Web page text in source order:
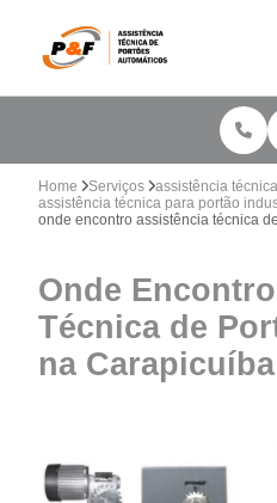
Home Serviços
assistência
assistência técnica para portão
onde encontro assistência técnica
Onde
Técnica de
na Carapicuíba